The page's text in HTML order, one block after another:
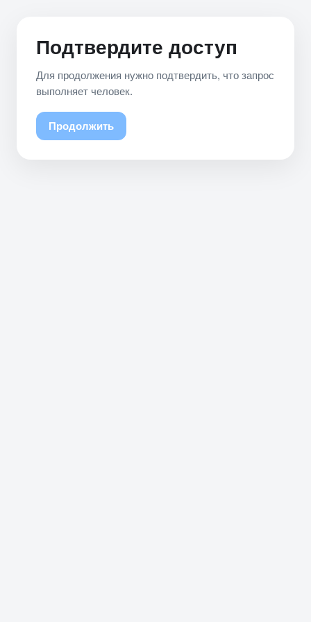
Подтвердите доступ
Для продолжения нужно подтвердить, что запрос
выполняет человек.
Продолжить